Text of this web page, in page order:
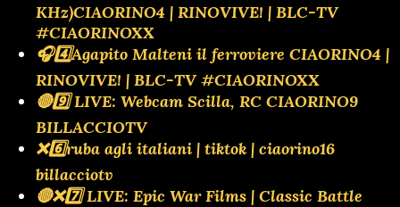
KHz)CIAORINO4 | RINOVIVE! | BLC-TV
#CIAORINOXX
🎧4️⃣Agapito Malteni il ferroviere CIAORINO4 |
RINOVIVE! | BLC-TV #CIAORINOXX
🔴9️⃣ LIVE: Webcam Scilla, RC CIAORINO9
BILLACCIOTV
❌️6️⃣ruba agli italiani | tiktok | ciaorino16
billacciotv
🔴❌️7️⃣ LIVE: Epic War Films | Classic Battle